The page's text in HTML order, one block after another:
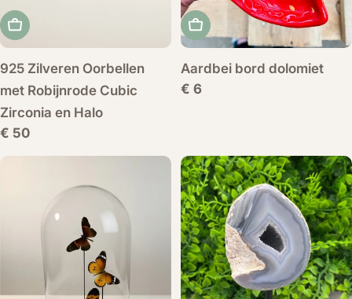
Voeg toe aan winkelwagen
925 Zilveren Oorbellen
met Robijnrode Cubic
Zirconia en Halo
Normale
prijs
€ 50
Voeg toe aan
Aardbei bord dolomiet
Normale
€ 6